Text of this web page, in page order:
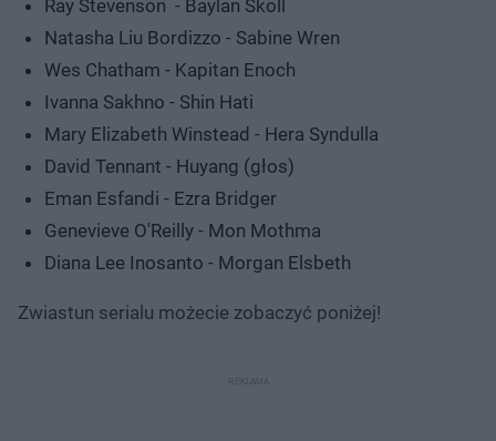
Ray Stevenson - Baylan Skoll
Natasha Liu Bordizzo - Sabine Wren
Wes Chatham - Kapitan Enoch
Ivanna Sakhno - Shin Hati
Mary Elizabeth Winstead - Hera Syndulla
David Tennant - Huyang (głos)
Eman Esfandi - Ezra Bridger
Genevieve O'Reilly - Mon Mothma
Diana Lee Inosanto - Morgan Elsbeth
Zwiastun serialu możecie zobaczyć poniżej!